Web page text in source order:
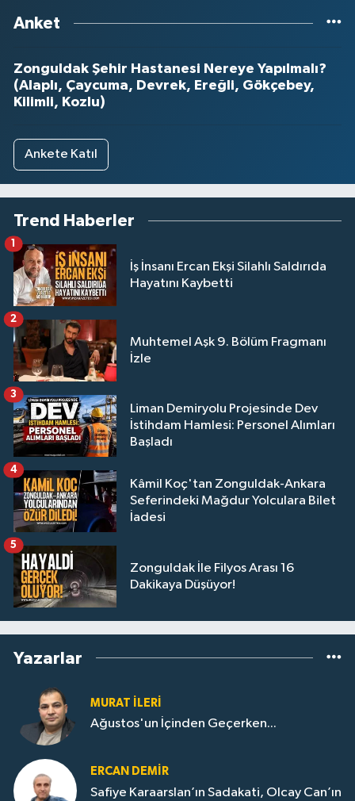
Anket
Zonguldak Şehir Hastanesi Nereye Yapılmalı?
(Alaplı, Çaycuma, Devrek, Ereğli, Gökçebey,
Kilimli, Kozlu)
Ankete Katıl
Trend Haberler
İş İnsanı Ercan Ekşi Silahlı Saldırıda
Hayatını Kaybetti
1
Muhtemel Aşk 9. Bölüm Fragmanı
İzle
2
Liman Demiryolu Projesinde Dev
İstihdam Hamlesi: Personel Alımları
Başladı
3
Kâmil Koç'tan Zonguldak-Ankara
Seferindeki Mağdur Yolculara Bilet
İadesi
4
Zonguldak İle Filyos Arası 16
Dakikaya Düşüyor!
5
Yazarlar
MURAT İLERI
Ağustos'un İçinden Geçerken...
ERCAN DEMIR
Safiye Karaarslan’ın Sadakati, Olcay Can’ın